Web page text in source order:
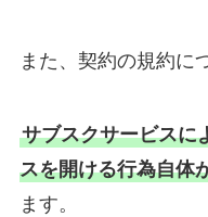
また、契約の規約に
サブスクサービスに
スを開ける行為自体
ます。